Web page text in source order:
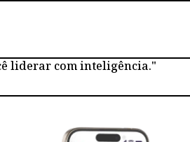
liderar com inteligência."